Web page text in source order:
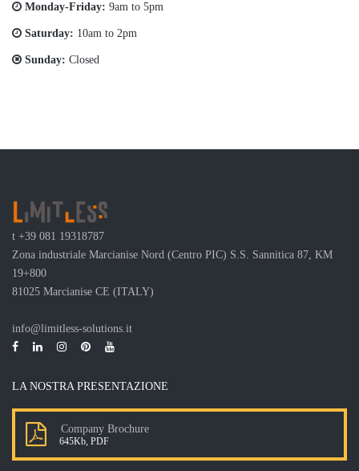
Monday-Friday: 9am to 5pm
Saturday: 10am to 2pm
Sunday: Closed
t +39 081 19318787
Zona industriale Marcianise Nord (Centro PIC) S.S. Sannitica 87, KM
19+800
81025 Marcianise CE (ITALY)
info@limitless-solutions.it
LA NOSTRA PRESENTAZIONE
Company Brochure
645Kb, PDF